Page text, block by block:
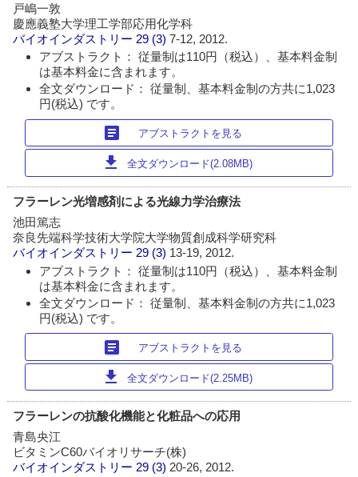
戸嶋一敦
慶應義塾大学理工学部応用化学科
バイオインダストリー 29 (3)7-12, 2012.
アブストラクト： 従量制は110円（税込）、基本料金制
は基本料金に含まれます。
全文ダウンロード： 従量制、基本料金制の方共に1,023
円(税込) です。
article アブストラクトを見る
download 全文ダウンロード(2.08MB)
フラーレン光増感剤による光線力学治療法
池田篤志
奈良先端科学技術大学院大学物質創成科学研究科
バイオインダストリー 29 (3) 13-19, 2012.
アブストラクト： 従量制は110円（税込）、基本料金制
は基本料金に含まれます。
全文ダウンロード： 従量制、基本料金制の方共に1,023
円(税込) です。
article アブストラクトを見る
download 全文ダウンロード(2.25MB)
フラーレンの抗酸化機能と化粧品への応用
青島央江
ビタミンC60バイオリサーチ(株)
バイオインダストリー 29 (3) 20-26, 2012.